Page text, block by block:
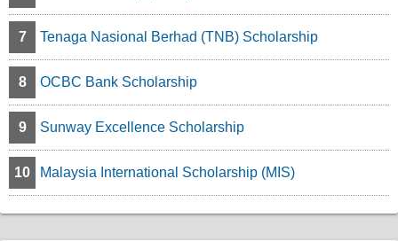
7 Tenaga Nasional Berhad (TNB) Scholarship
8 OCBC Bank Scholarship
9 Sunway Excellence Scholarship
10 Malaysia International Scholarship (MIS)